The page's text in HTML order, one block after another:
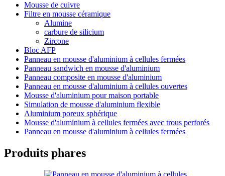
Mousse de cuivre
Filtre en mousse céramique
Alumine
carbure de silicium
Zircone
Bloc AFP
Panneau en mousse d'aluminium à cellules fermées
Panneau sandwich en mousse d'aluminium
Panneau composite en mousse d'aluminium
Panneau en mousse d'aluminium à cellules ouvertes
Mousse d'aluminium pour maison portable
Simulation de mousse d'aluminium flexible
Aluminium poreux sphérique
Mousse d'aluminium à cellules fermées avec trous perforés
Panneau en mousse d'aluminium à cellules fermées
Produits phares